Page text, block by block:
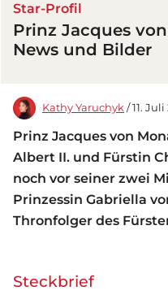
Star-Profil
Prinz Jacques
News und Bilder
Kathy Yaruchyk / 11. Juli
Prinz Jacques von
Albert II. und Fürstin
noch vor seiner zwei
Prinzessin Gabriella
Thronfolger des
Steckbrief